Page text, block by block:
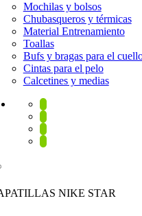
Mochilas y bolsos
Chubasqueros y térmicas
Material Entrenamiento
Toallas
Bufs y bragas para el
Cintas para el pelo
Calcetines y medias
NIKE STAR